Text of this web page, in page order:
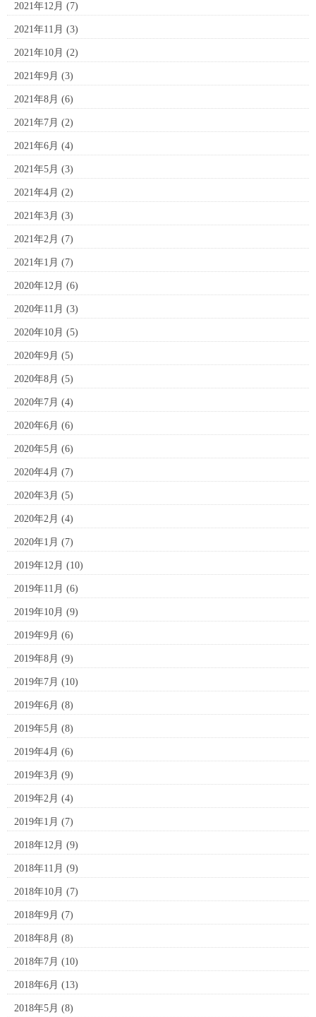
2021年12月 (7)
2021年11月 (3)
2021年10月 (2)
2021年9月 (3)
2021年8月 (6)
2021年7月 (2)
2021年6月 (4)
2021年5月 (3)
2021年4月 (2)
2021年3月 (3)
2021年2月 (7)
2021年1月 (7)
2020年12月 (6)
2020年11月 (3)
2020年10月 (5)
2020年9月 (5)
2020年8月 (5)
2020年7月 (4)
2020年6月 (6)
2020年5月 (6)
2020年4月 (7)
2020年3月 (5)
2020年2月 (4)
2020年1月 (7)
2019年12月 (10)
2019年11月 (6)
2019年10月 (9)
2019年9月 (6)
2019年8月 (9)
2019年7月 (10)
2019年6月 (8)
2019年5月 (8)
2019年4月 (6)
2019年3月 (9)
2019年2月 (4)
2019年1月 (7)
2018年12月 (9)
2018年11月 (9)
2018年10月 (7)
2018年9月 (7)
2018年8月 (8)
2018年7月 (10)
2018年6月 (13)
2018年5月 (8)